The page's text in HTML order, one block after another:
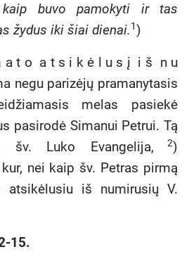
kaip buvo pamokyti ir tas
žydus iki šiai dienai.1)
a t o a t s i k ė l u s į i š n u
negu parizėjų pramanytasis
melas pasiekė
pasirodė Simanui Petrui. Tą
šv. Luko Evangelija, 2)
nei kaip šv. Petras pirmą
iš numirusių V.
15.